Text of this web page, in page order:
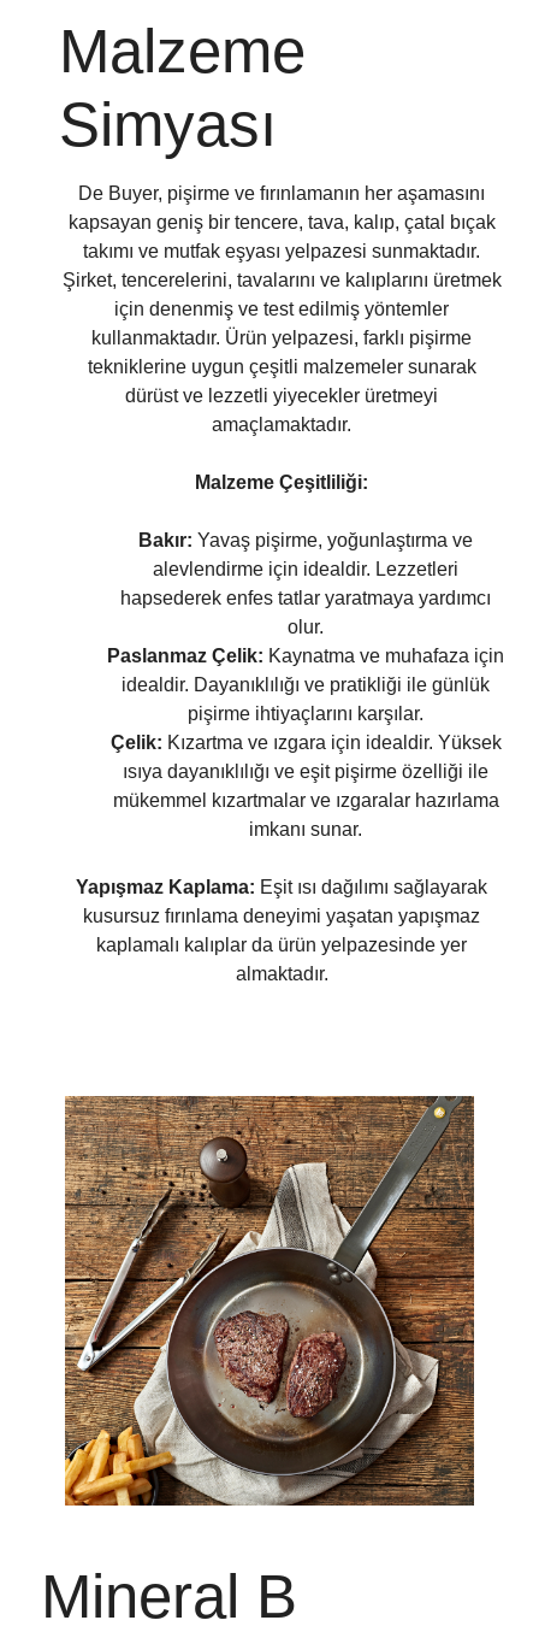
Malzeme
Simyası
De Buyer, pişirme ve fırınlamanın her aşamasını
kapsayan geniş bir tencere, tava, kalıp, çatal bıçak
takımı ve mutfak eşyası yelpazesi sunmaktadır.
Şirket, tencerelerini, tavalarını ve kalıplarını üretmek
için denenmiş ve test edilmiş yöntemler
kullanmaktadır. Ürün yelpazesi, farklı pişirme
tekniklerine uygun çeşitli malzemeler sunarak
dürüst ve lezzetli yiyecekler üretmeyi
amaçlamaktadır.
Malzeme Çeşitliliği:
Bakır: Yavaş pişirme, yoğunlaştırma ve
alevlendirme için idealdir. Lezzetleri
hapsederek enfes tatlar yaratmaya yardımcı
olur.
Paslanmaz Çelik: Kaynatma ve muhafaza için
idealdir. Dayanıklılığı ve pratikliği ile günlük
pişirme ihtiyaçlarını karşılar.
Çelik: Kızartma ve ızgara için idealdir. Yüksek
ısıya dayanıklılığı ve eşit pişirme özelliği ile
mükemmel kızartmalar ve ızgaralar hazırlama
imkanı sunar.
Yapışmaz Kaplama: Eşit ısı dağılımı sağlayarak
kusursuz fırınlama deneyimi yaşatan yapışmaz
kaplamalı kalıplar da ürün yelpazesinde yer
almaktadır.
Mineral B